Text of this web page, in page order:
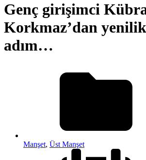
Genç girişimci
Korkmaz’dan
adım…
Manşet, Üst Manşet